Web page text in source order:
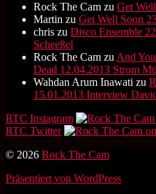
Rock The Cam zu Get
Martin zu Get Well Soon
chris zu Disco Ensemble
Scheeßel
Rock The Cam zu And
Dead 12.04.2013 Strom
Wahdan Arum Inawati zu
15.01.2013 Interview
RTC Instagram
RTC Twitter
© 2026 Rock The Cam
Präsentiert von WordPress